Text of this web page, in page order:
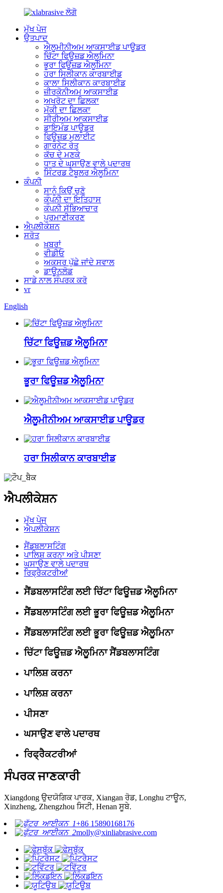
ਮੁੱਖ ਪੇਜ
ਉਤਪਾਦ
ਐਲੂਮੀਨੀਅਮ ਆਕਸਾਈਡ ਪਾਊਡਰ
ਚਿੱਟਾ ਫਿਊਜ਼ਡ ਐਲੂਮਿਨਾ
ਭੂਰਾ ਫਿਊਜ਼ਡ ਐਲੂਮਿਨਾ
ਹਰਾ ਸਿਲੀਕਾਨ ਕਾਰਬਾਈਡ
ਕਾਲਾ ਸਿਲੀਕਾਨ ਕਾਰਬਾਈਡ
ਜ਼ੀਰਕੋਨੀਅਮ ਆਕਸਾਈਡ
ਅਖਰੋਟ ਦਾ ਛਿਲਕਾ
ਮੱਕੀ ਦਾ ਛਿਲਕਾ
ਸੀਰੀਅਮ ਆਕਸਾਈਡ
ਡਾਇਮੰਡ ਪਾਊਡਰ
ਫਿਊਜ਼ਡ ਮੁਲਾਈਟ
ਗਾਰਨੇਟ ਰੇਤ
ਕੱਚ ਦੇ ਮਣਕੇ
ਧਾਤ ਦੇ ਘਸਾਉਣ ਵਾਲੇ ਪਦਾਰਥ
ਸਿੰਟਰਡ ਟੈਬੂਲਰ ਐਲੂਮਿਨਾ
ਕੰਪਨੀ
ਸਾਨੂੰ ਕਿਉਂ ਚੁਣੋ
ਕੰਪਨੀ ਦਾ ਇਤਿਹਾਸ
ਕੰਪਨੀ ਸੱਭਿਆਚਾਰ
ਪ੍ਰਮਾਣੀਕਰਣ
ਐਪਲੀਕੇਸ਼ਨ
ਸਰੋਤ
ਖ਼ਬਰਾਂ
ਵੀਡੀਓ
ਅਕਸਰ ਪੁੱਛੇ ਜਾਂਦੇ ਸਵਾਲ
ਡਾਊਨਲੋਡ
ਸਾਡੇ ਨਾਲ ਸੰਪਰਕ ਕਰੋ
vr
English
ਚਿੱਟਾ ਫਿਊਜ਼ਡ ਐਲੂਮਿਨਾ
ਭੂਰਾ ਫਿਊਜ਼ਡ ਐਲੂਮਿਨਾ
ਐਲੂਮੀਨੀਅਮ ਆਕਸਾਈਡ ਪਾਊਡਰ
ਹਰਾ ਸਿਲੀਕਾਨ ਕਾਰਬਾਈਡ
ਐਪਲੀਕੇਸ਼ਨ
ਮੁੱਖ ਪੇਜ
ਐਪਲੀਕੇਸ਼ਨ
ਸੈਂਡਬਲਾਸਟਿੰਗ
ਪਾਲਿਸ਼ ਕਰਨਾ ਅਤੇ ਪੀਸਣਾ
ਘਸਾਉਣ ਵਾਲੇ ਪਦਾਰਥ
ਰਿਫ੍ਰੈਕਟਰੀਆਂ
ਸੈਂਡਬਲਾਸਟਿੰਗ ਲਈ ਚਿੱਟਾ ਫਿਊਜ਼ਡ ਐਲੂਮਿਨਾ
ਸੈਂਡਬਲਾਸਟਿੰਗ ਲਈ ਭੂਰਾ ਫਿਊਜ਼ਡ ਐਲੂਮਿਨਾ
ਸੈਂਡਬਲਾਸਟਿੰਗ ਲਈ ਭੂਰਾ ਫਿਊਜ਼ਡ ਐਲੂਮਿਨਾ
ਚਿੱਟਾ ਫਿਊਜ਼ਡ ਐਲੂਮਿਨਾ ਸੈਂਡਬਲਾਸਟਿੰਗ
ਪਾਲਿਸ਼ ਕਰਨਾ
ਪਾਲਿਸ਼ ਕਰਨਾ
ਪੀਸਣਾ
ਘਸਾਉਣ ਵਾਲੇ ਪਦਾਰਥ
ਰਿਫ੍ਰੈਕਟਰੀਆਂ
ਸੰਪਰਕ ਜਾਣਕਾਰੀ
Xiangdong ਉਦਯੋਗਿਕ ਪਾਰਕ, ​​Xiangan ਰੋਡ, Longhu ਟਾਊਨ,
Xinzheng, Zhengzhou ਸਿਟੀ, Henan ਸੂਬੇ.
+86 15890168176
molly@xinliabrasive.com